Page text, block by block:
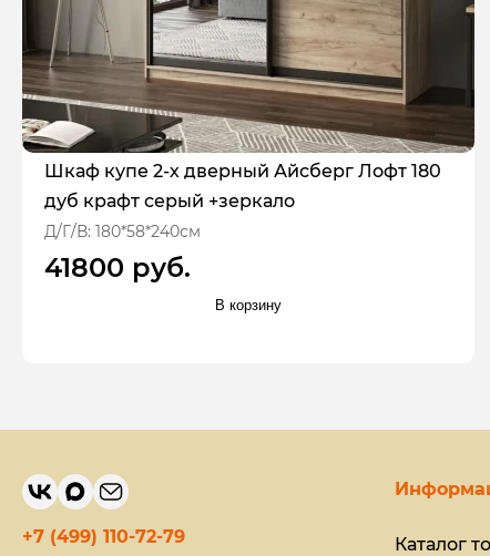
Шкаф купе 2-х дверный Айсберг Лофт 180
дуб крафт серый +зеркало
Д/Г/В: 180*58*240см
41800 руб.
В корзину
+7 (499) 110-72-79
Каталог